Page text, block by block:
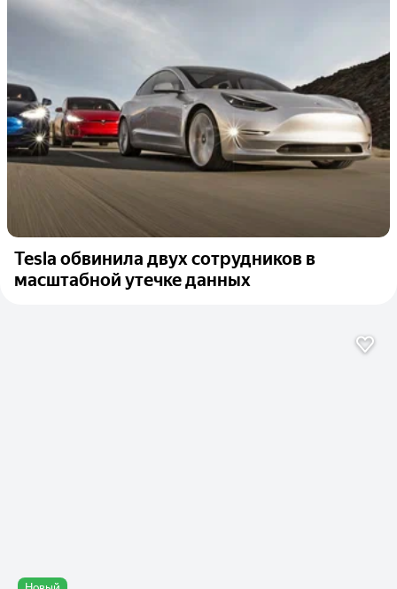
Tesla обвинила двух сотрудников в
масштабной утечке данных